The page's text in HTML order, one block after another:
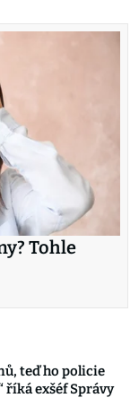
Tohle
teď ho policie
říká exšéf Správy